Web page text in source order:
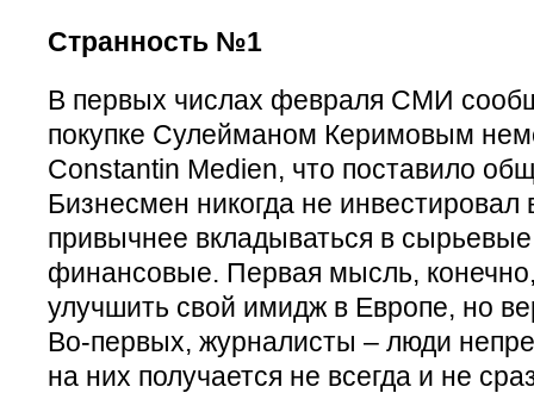
Странность №1
В первых числах февраля СМИ
покупке Сулейманом Керимовым
Constantin Medien, что поставило
Бизнесмен никогда не инвестировал
привычнее вкладываться в
финансовые. Первая мысль,
улучшить свой имидж в Европе, но
Во-первых, журналисты – люди
на них получается не всегда и не